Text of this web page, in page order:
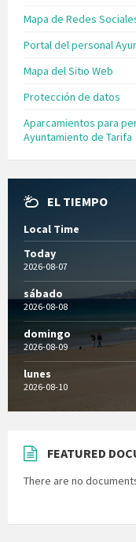
Mapa de Redes
Portal del personal
Mapa del Sitio Web
Protección de datos
Aparcamientos para
Ayuntamiento de Tarifa
EL TIEMPO
Local Time
Today
2026-08-07
sábado
2026-08-08
domingo
2026-08-09
lunes
2026-08-10
FEATURED
There are no